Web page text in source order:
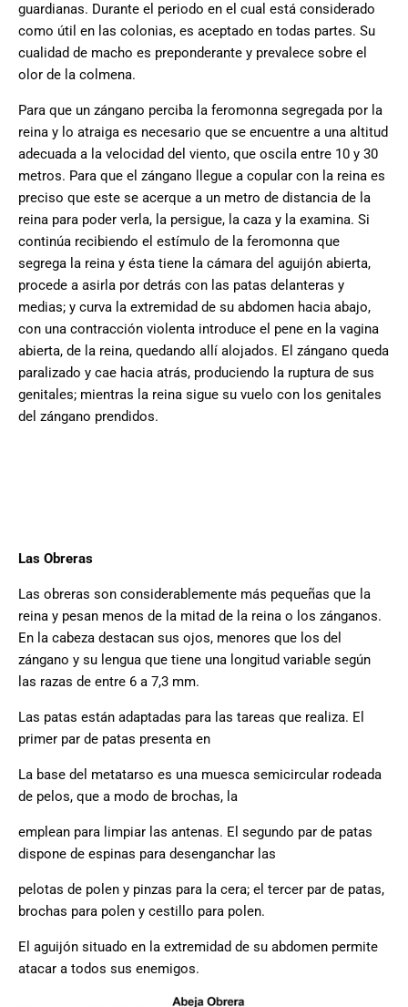
guardianas. Durante el periodo en el cual está considerado
como útil en las colonias, es aceptado en todas partes. Su
cualidad de macho es preponderante y prevalece sobre el
olor de la colmena.
Para que un zángano perciba la feromonna segregada por la
reina y lo atraiga es necesario que se encuentre a una altitud
adecuada a la velocidad del viento, que oscila entre 10 y 30
metros. Para que el zángano llegue a copular con la reina es
preciso que este se acerque a un metro de distancia de la
reina para poder verla, la persigue, la caza y la examina. Si
continúa recibiendo el estímulo de la feromonna que
segrega la reina y ésta tiene la cámara del aguijón abierta,
procede a asirla por detrás con las patas delanteras y
medias; y curva la extremidad de su abdomen hacia abajo,
con una contracción violenta introduce el pene en la vagina
abierta, de la reina, quedando allí alojados. El zángano queda
paralizado y cae hacia atrás, produciendo la ruptura de sus
genitales; mientras la reina sigue su vuelo con los genitales
del zángano prendidos.
Las Obreras
Las obreras son considerablemente más pequeñas que la
reina y pesan menos de la mitad de la reina o los zánganos.
En la cabeza destacan sus ojos, menores que los del
zángano y su lengua que tiene una longitud variable según
las razas de entre 6 a 7,3 mm.
Las patas están adaptadas para las tareas que realiza. El
primer par de patas presenta en
La base del metatarso es una muesca semicircular rodeada
de pelos, que a modo de brochas, la
emplean para limpiar las antenas. El segundo par de patas
dispone de espinas para desenganchar las
pelotas de polen y pinzas para la cera; el tercer par de patas,
brochas para polen y cestillo para polen.
El aguijón situado en la extremidad de su abdomen permite
atacar a todos sus enemigos.